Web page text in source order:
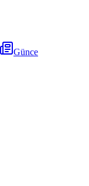
Günce